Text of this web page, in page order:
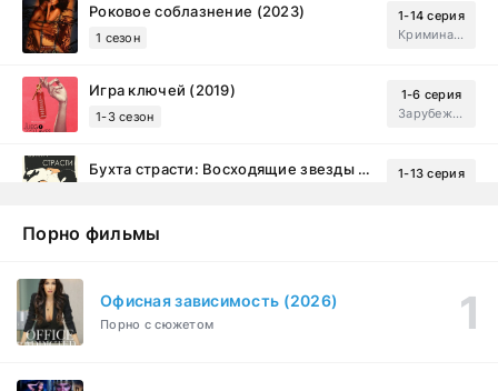
Роковое соблазнение (2023)
1 сезон
1-14 серия
Криминал, Мистический, Триллер, Драма
Игра ключей (2019)
1-3 сезон
1-6 серия
Зарубежный, Мелодрама, Драма
Бухта страсти: Восходящие звезды (2000)
1-13 серия
Эйфория (2019)
Бисексуалка (2018)
Порно фильмы
Офисная зависимость (2026)
Порно с сюжетом